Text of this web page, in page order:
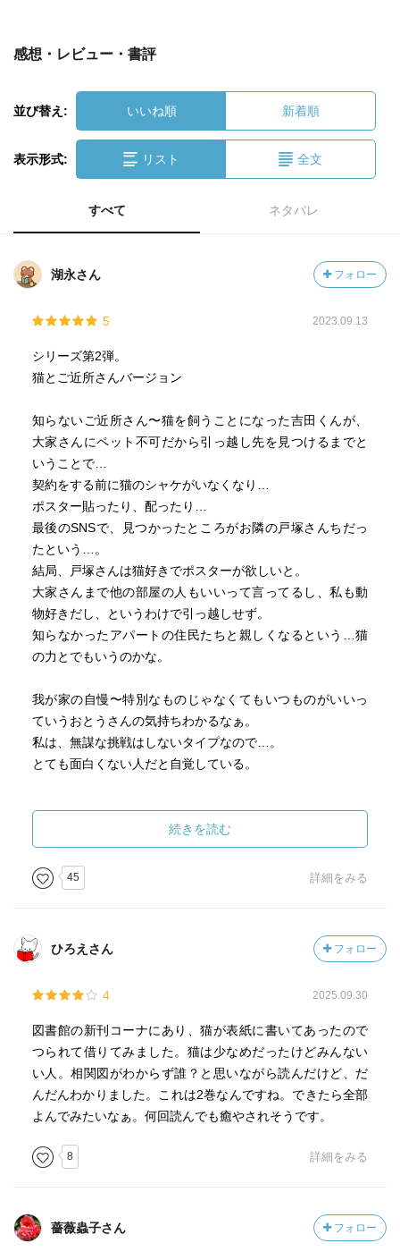
感想・レビュー・書評
並び替え: いいね順 新着順
表示形式: リスト 全文
すべて ネタバレ
湖永さん フォロー
5 2023.09.13
シリーズ第2弾。
猫とご近所さんバージョン
知らないご近所さん〜猫を飼うことになった吉田くんが、
大家さんにペット不可だから引っ越し先を見つけるまでと
いうことで…
契約をする前に猫のシャケがいなくなり…
ポスター貼ったり、配ったり…
最後のSNSで、見つかったところがお隣の戸塚さんちだっ
たという…。
結局、戸塚さんは猫好きでポスターが欲しいと。
大家さんまで他の部屋の人もいいって言ってるし、私も動
物好きだし、というわけで引っ越しせず。
知らなかったアパートの住民たちと親しくなるという…猫
の力とでもいうのかな。
我が家の自慢〜特別なものじゃなくてもいつものがいいっ
ていうおとうさんの気持ちわかるなぁ。
私は、無謀な挑戦はしないタイプなので…。
とても面白くない人だと自覚している。
なった。おじいちゃんがおばあちゃんからの手紙を残して
いたから、それを見たら書かない手紙を書いてみた。
良いじゃんね。
おじいちゃんへのメッセージが愛に溢れている。おじいち
ゃんもそれに答えるのが可愛らしい。
構成物〜教師をしている叔父さんに迎えに来てもらった小
百合ちゃん。この2人の会話が楽しい。
クールな叔父さんにめげない小百合ちゃんの返しが半端な
い。いいぞ、いいぞこの2人。
あの日のはなし〜どこかで誰かのことを思っている。いく
続きを読む
45 詳細をみる
ひろえさん フォロー
4 2025.09.30
図書館の新刊コーナにあり、猫が表紙に書いてあったので
つられて借りてみました。猫は少なめだったけどみんない
い人。相関図がわからず誰？と思いながら読んだけど、だ
んだんわかりました。これは2巻なんですね。できたら全部
よんでみたいなぁ。何回読んでも癒やされそうです。
8 詳細をみる
薔薇蟲子さん フォロー